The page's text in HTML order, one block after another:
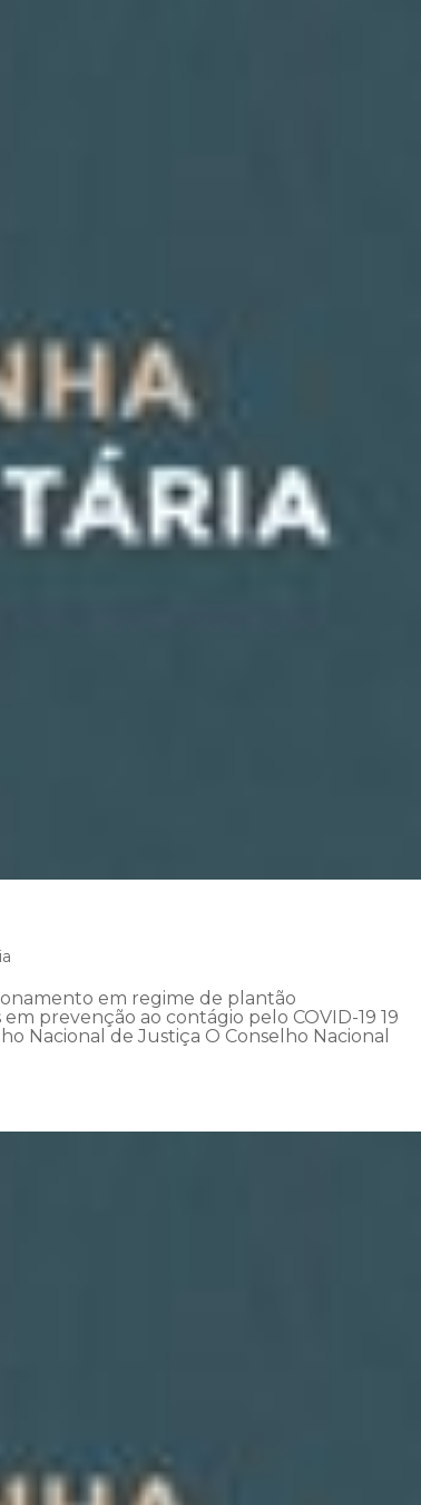
em regime de plantão
prevenção ao contágio pelo COVID-19 19
Nacional de Justiça O Conselho Nacional